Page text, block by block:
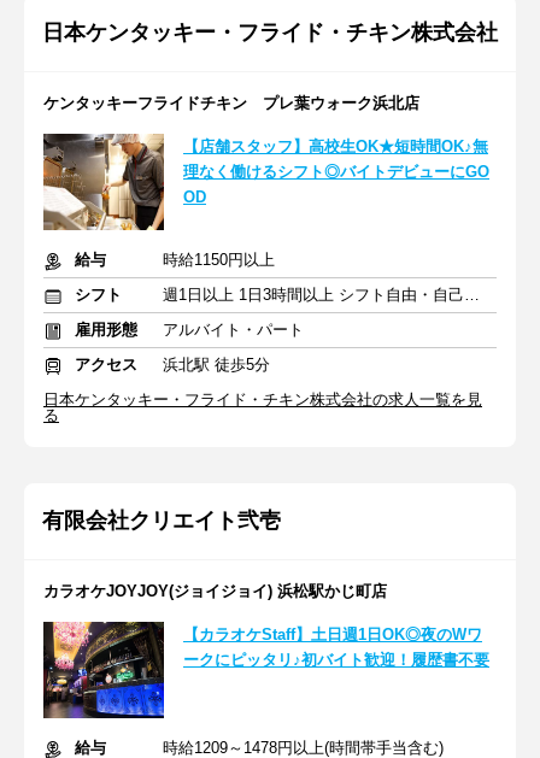
日本ケンタッキー・フライド・チキン株式会社
ケンタッキーフライドチキン プレ葉ウォーク浜北店
【店舗スタッフ】高校生OK★短時間OK♪無
理なく働けるシフト◎バイトデビューにGO
OD
給与
時給1150円以上
シフト
週1日以上 1日3時間以上 シフト自由・自己申告
雇用形態
アルバイト・パート
アクセス
浜北駅 徒歩5分
日本ケンタッキー・フライド・チキン株式会社の求人一覧を見
る
有限会社クリエイト弐壱
カラオケJOYJOY(ジョイジョイ) 浜松駅かじ町店
【カラオケStaff】土日週1日OK◎夜のWワ
ークにピッタリ♪初バイト歓迎！履歴書不要
給与
時給1209～1478円以上(時間帯手当含む)